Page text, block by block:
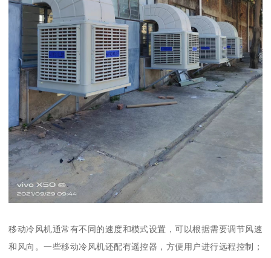
移动冷风机通常有不同的速度和模式设置，可以根据需要调节风速
和风向。一些移动冷风机还配有遥控器，方便用户进行远程控制；